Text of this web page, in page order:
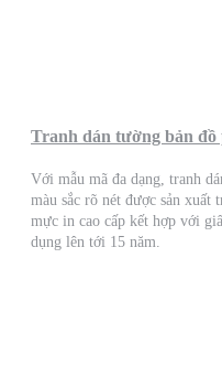
Tranh dán tường bản đồ
Với mẫu mã đa dạng, tranh
màu sắc rõ nét được sản xuất
mực in cao cấp kết hợp với
dụng lên tới 15 năm.